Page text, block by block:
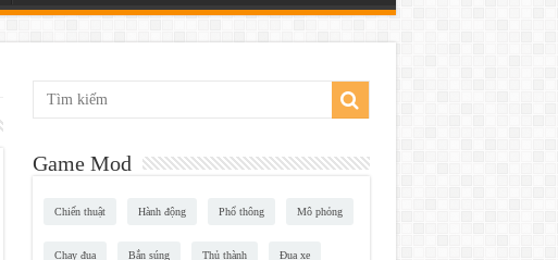
Game Mod
Chiến thuật Hành động Phổ thông Mô phỏng
Chạy đua Bắn súng Thủ thành Đua xe